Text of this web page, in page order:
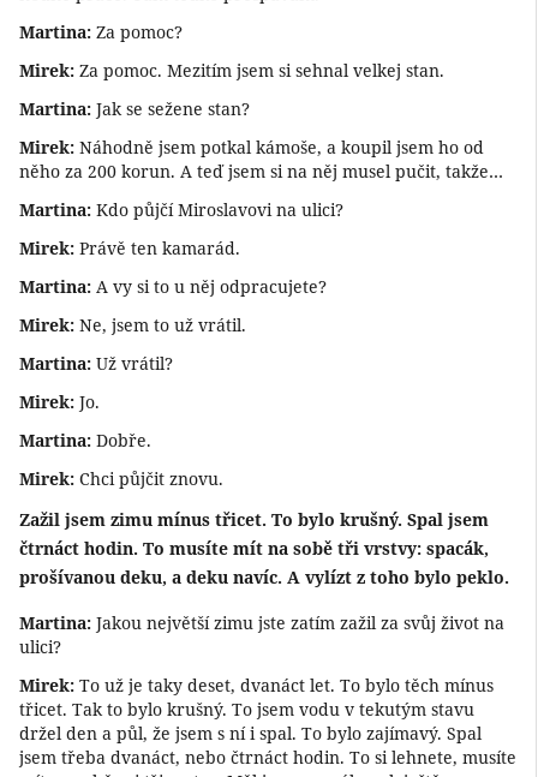
Martina: Za pomoc?
Mirek: Za pomoc. Mezitím jsem si sehnal velkej stan.
Martina: Jak se sežene stan?
Mirek: Náhodně jsem potkal kámoše, a koupil jsem ho od
něho za 200 korun. A teď jsem si na něj musel pučit, takže…
Martina: Kdo půjčí Miroslavovi na ulici?
Mirek: Právě ten kamarád.
Martina: A vy si to u něj odpracujete?
Mirek: Ne, jsem to už vrátil.
Martina: Už vrátil?
Mirek: Jo.
Martina: Dobře.
Mirek: Chci půjčit znovu.
Zažil jsem zimu mínus třicet. To bylo krušný. Spal jsem
čtrnáct hodin. To musíte mít na sobě tři vrstvy: spacák,
prošívanou deku, a deku navíc. A vylízt z toho bylo peklo.
Martina: Jakou největší zimu jste zatím zažil za svůj život na
ulici?
Mirek: To už je taky deset, dvanáct let. To bylo těch mínus
třicet. Tak to bylo krušný. To jsem vodu v tekutým stavu
držel den a půl, že jsem s ní i spal. To bylo zajímavý. Spal
jsem třeba dvanáct, nebo čtrnáct hodin. To si lehnete, musíte